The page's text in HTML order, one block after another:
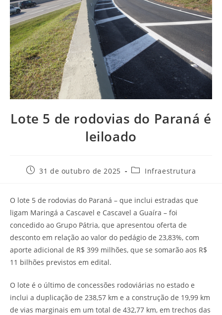
Lote 5 de rodovias do Paraná é
leiloado
31 de outubro de 2025 Infraestrutura
O lote 5 de rodovias do Paraná – que inclui estradas que
ligam Maringá a Cascavel e Cascavel a Guaíra – foi
concedido ao Grupo Pátria, que apresentou oferta de
desconto em relação ao valor do pedágio de 23,83%, com
aporte adicional de R$ 399 milhões, que se somarão aos R$
11 bilhões previstos em edital.
O lote é o último de concessões rodoviárias no estado e
inclui a duplicação de 238,57 km e a construção de 19,99 km
de vias marginais em um total de 432,77 km, em trechos das